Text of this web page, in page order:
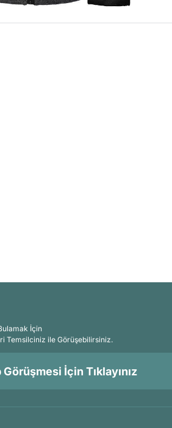
İçin
Temsilciniz ile Görüşebilirsiniz.
İçin Tıklayınız